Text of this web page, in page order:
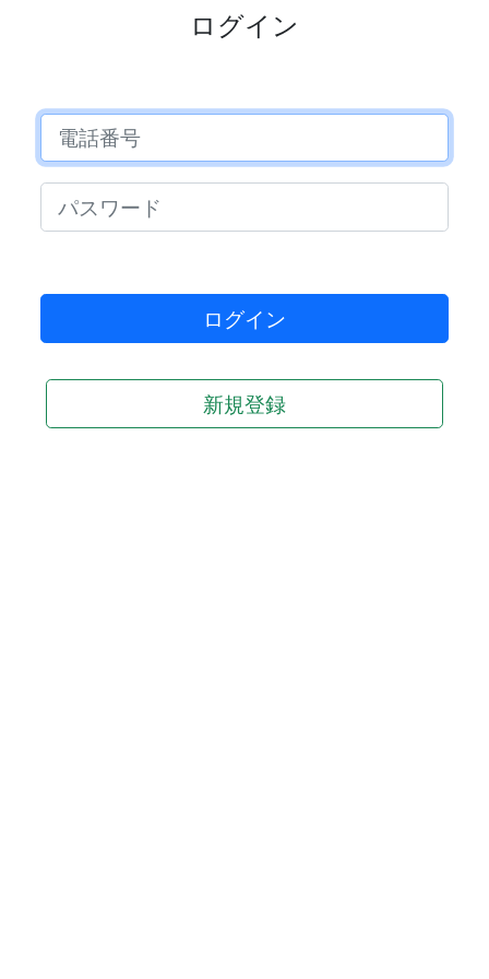
ログイン
電話番号
パスワード
ログイン
新規登録